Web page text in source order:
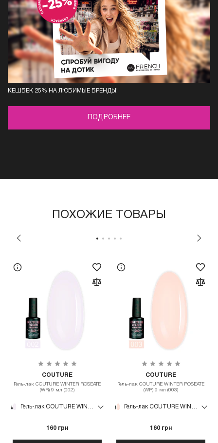
КЕШБЕК 25% НА ЛЮБИМЫЕ БРЕНДЫ!
ПОДРОБНЕЕ
ПОХОЖИЕ ТОВАРЫ
COUTURE
Гель-лак COUTURE WINTER ROSEATE
(WR) 9 мл (002)
160 грн
COUTURE
Гель-лак COUTURE WINTER ROSEATE
(WR) 9 мл (003)
160 грн